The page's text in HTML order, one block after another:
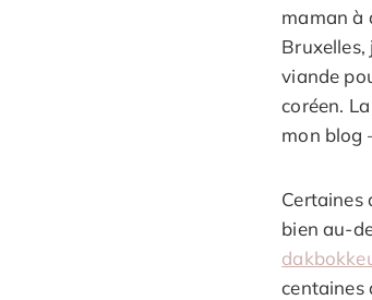
maman à
Bruxelles,
viande
coréen.
mon blog
Certaines
bien au-
centaines